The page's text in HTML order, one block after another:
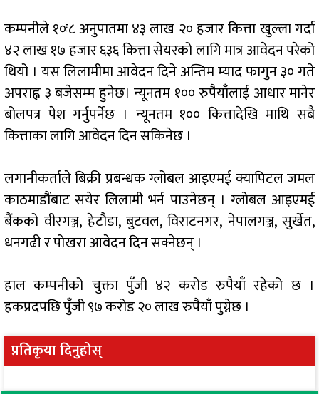
कम्पनीले १०ः८ अनुपातमा ४३ लाख २० हजार कित्ता खुल्ला गर्दा
४२ लाख १७ हजार ६३६ कित्ता सेयरको लागि मात्र आवेदन परेको
थियो । यस लिलामीमा आवेदन दिने अन्तिम म्याद फागुन ३० गते
अपराह्न ३ बजेसम्म हुनेछ। न्यूनतम १०० रुपैयाँलाई आधार मानेर
बोलपत्र पेश गर्नुपर्नेछ । न्यूनतम १०० कित्तादेखि माथि सबै
कित्ताका लागि आवेदन दिन सकिनेछ ।
लगानीकर्ताले बिक्री प्रबन्धक ग्लोबल आइएमई क्यापिटल जमल
काठमाडौंबाट सयेर लिलामी भर्न पाउनेछन् । ग्लोबल आइएमई
बैंकको वीरगञ्ज, हेटौडा, बुटवल, विराटनगर, नेपालगञ्ज, सुर्खेत,
धनगढी र पोखरा आवेदन दिन सक्नेछन् ।
हाल कम्पनीको चुक्ता पुँजी ४२ करोड रुपैयाँ रहेको छ ।
हकप्रदपछि पुँजी ९७ करोड २० लाख रुपैयाँ पुग्नेछ ।
प्रतिकृया दिनुहोस्